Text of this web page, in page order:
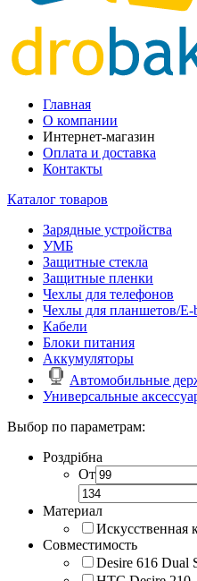
Главная
О компании
Интернет-магазин
Оплата и доставка
Контакты
Каталог товаров
Зарядные устройства
УМБ
Защитные стекла
Защитные пленки
Чехлы для телефонов
Чехлы для планшетов/E-
Кабели
Блоки питания
Аккумуляторы
Автомобильные
Универсальные
Выбор по параметрам:
Роздрібна
От
Материал
Искусственная
Совместимость
Desire 616 Dual